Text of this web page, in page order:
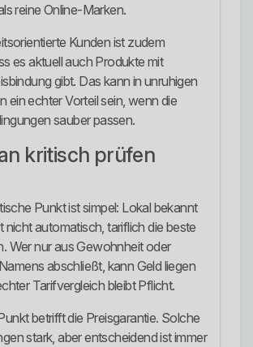
reine Online-Marken.
Kunden ist zudem
es aktuell auch Produkte mit
gibt. Das kann in unruhigen
ein echter Vorteil sein, wenn die
sauber passen.
kritisch prüfen
Punkt ist simpel: Lokal bekannt
nicht automatisch, tariflich die beste
Wer nur aus Gewohnheit oder
abschließt, kann Geld liegen
Tarifvergleich bleibt Pflicht.
betrifft die Preisgarantie. Solche
stark, aber entscheidend ist immer